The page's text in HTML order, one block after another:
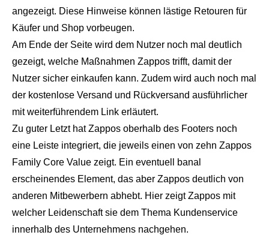
angezeigt. Diese Hinweise können lästige Retouren für
Käufer und Shop vorbeugen.
Am Ende der Seite wird dem Nutzer noch mal deutlich
gezeigt, welche Maßnahmen Zappos trifft, damit der
Nutzer sicher einkaufen kann. Zudem wird auch noch mal
der kostenlose Versand und Rückversand ausführlicher
mit weiterführendem Link erläutert.
Zu guter Letzt hat Zappos oberhalb des Footers noch
eine Leiste integriert, die jeweils einen von zehn Zappos
Family Core Value zeigt. Ein eventuell banal
erscheinendes Element, das aber Zappos deutlich von
anderen Mitbewerbern abhebt. Hier zeigt Zappos mit
welcher Leidenschaft sie dem Thema Kundenservice
innerhalb des Unternehmens nachgehen.